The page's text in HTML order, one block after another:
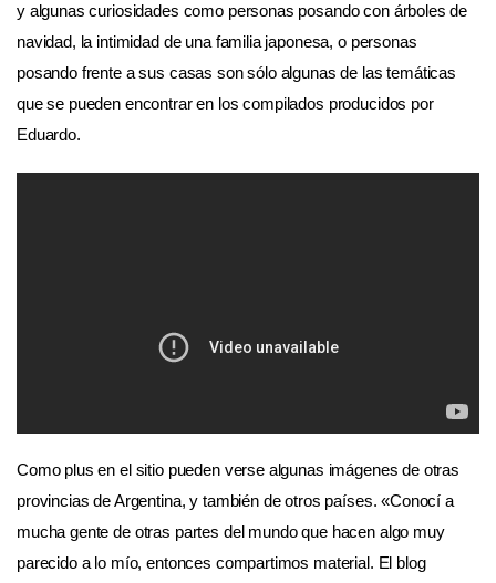
y algunas curiosidades como personas posando con árboles de
navidad, la intimidad de una familia japonesa, o personas
posando frente a sus casas son sólo algunas de las temáticas
que se pueden encontrar en los compilados producidos por
Eduardo.
Como plus en el sitio pueden verse algunas imágenes de otras
provincias de Argentina, y también de otros países. «Conocí a
mucha gente de otras partes del mundo que hacen algo muy
parecido a lo mío, entonces compartimos material. El blog